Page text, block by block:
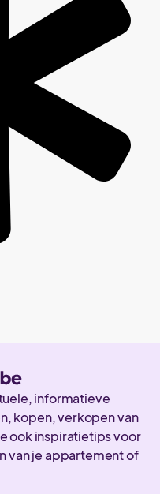
informatieve
kopen, verkopen van
ook inspiratietips voor
van je appartement of